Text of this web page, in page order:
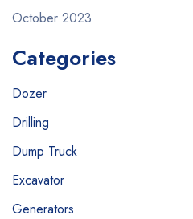
October 2023
Categories
Dozer
Drilling
Dump Truck
Excavator
Generators